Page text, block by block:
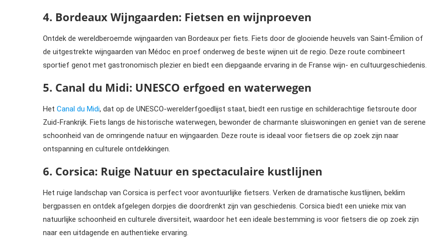
4. Bordeaux Wijngaarden: Fietsen en wijnproeven
Ontdek de wereldberoemde wijngaarden van Bordeaux per fiets. Fiets door de glooiende heuvels van Saint-Émilion of
de uitgestrekte wijngaarden van Médoc en proef onderweg de beste wijnen uit de regio. Deze route combineert
sportief genot met gastronomisch plezier en biedt een diepgaande ervaring in de Franse wijn- en cultuurgeschiedenis.
5. Canal du Midi: UNESCO erfgoed en waterwegen
Het Canal du Midi, dat op de UNESCO-werelderfgoedlijst staat, biedt een rustige en schilderachtige fietsroute door
Zuid-Frankrijk. Fiets langs de historische waterwegen, bewonder de charmante sluiswoningen en geniet van de serene
schoonheid van de omringende natuur en wijngaarden. Deze route is ideaal voor fietsers die op zoek zijn naar
ontspanning en culturele ontdekkingen.
6. Corsica: Ruige Natuur en spectaculaire kustlijnen
Het ruige landschap van Corsica is perfect voor avontuurlijke fietsers. Verken de dramatische kustlijnen, beklim
bergpassen en ontdek afgelegen dorpjes die doordrenkt zijn van geschiedenis. Corsica biedt een unieke mix van
natuurlijke schoonheid en culturele diversiteit, waardoor het een ideale bestemming is voor fietsers die op zoek zijn
naar een uitdagende en authentieke ervaring.